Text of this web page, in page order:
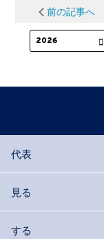
前の記事へ
代表
見る
する